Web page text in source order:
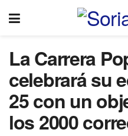
La Carrera
celebrará su
25 con un
los 2000